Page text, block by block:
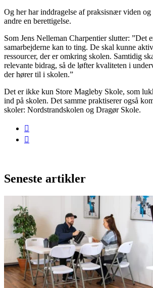
Og her har inddragelse af praksisnær viden og
andre en berettigelse.
Som Jens Nelleman Charpentier slutter: ”Det
samarbejderne kan to ting. De skal kunne
ressourcer, der er omkring skolen. Samtidig
relevante bidrag, så de løfter kvaliteten i
der hører til i skolen.”
Det er ikke kun Store Magleby Skole, som
ind på skolen. Det samme praktiserer også
skoler: Nordstrandskolen og Dragør Skole.
Seneste artikler